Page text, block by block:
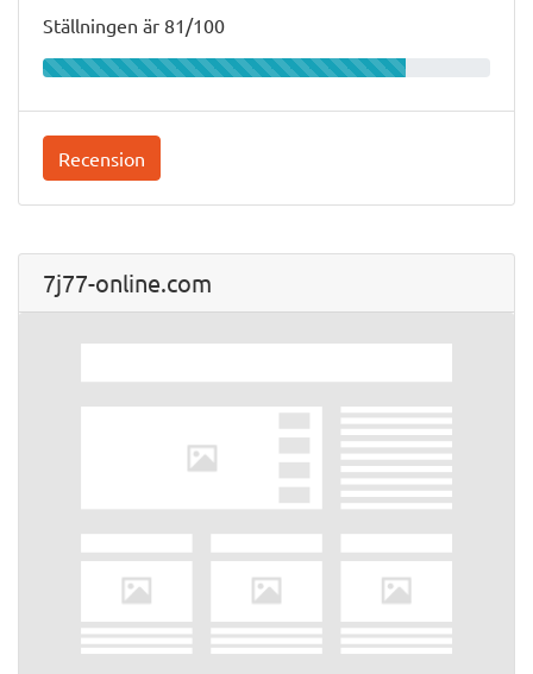
Ställningen är 81/100
Recension
7j77-online.com